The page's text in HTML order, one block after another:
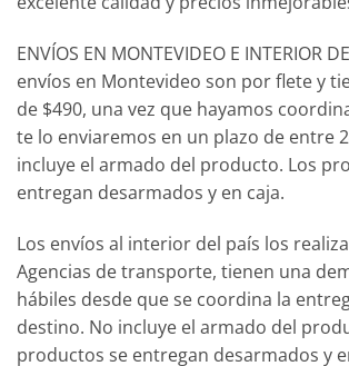
ENVÍOS EN MONTEVIDEO E INTERIOR
envíos en Montevideo son por flete y
de $490, una vez que hayamos
te lo enviaremos en un plazo de entre
incluye el armado del producto. Los
entregan desarmados y en caja.
Los envíos al interior del país los
Agencias de transporte, tienen una
hábiles desde que se coordina la
destino. No incluye el armado del
productos se entregan desarmados y